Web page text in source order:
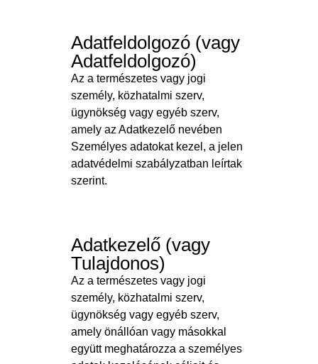
Adatfeldolgozó (vagy
Adatfeldolgozó)
Az a természetes vagy jogi
személy, közhatalmi szerv,
ügynökség vagy egyéb szerv,
amely az Adatkezelő nevében
Személyes adatokat kezel, a jelen
adatvédelmi szabályzatban leírtak
szerint.
Adatkezelő (vagy
Tulajdonos)
Az a természetes vagy jogi
személy, közhatalmi szerv,
ügynökség vagy egyéb szerv,
amely önállóan vagy másokkal
együtt meghatározza a személyes